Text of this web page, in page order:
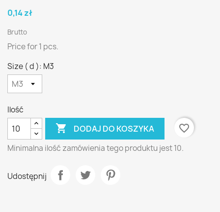
0,14 zł
Brutto
Price for 1 pcs.
Size ( d ): M3
Ilość
 DODAJ DO KOSZYKA favorite_border
Minimalna ilość zamówienia tego produktu jest 10.
Udostępnij